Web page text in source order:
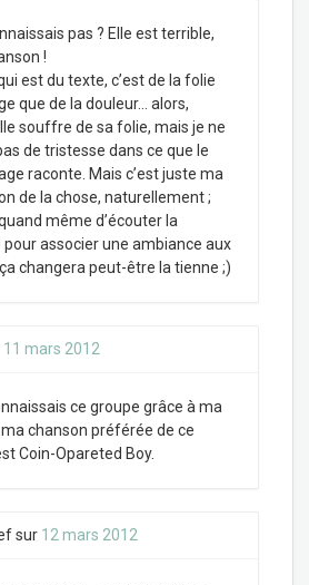
pas ? Elle est terrible,
!
est du texte, c’est de la folie
que de la douleur… alors,
souffre de sa folie, mais je ne
de tristesse dans ce que le
raconte. Mais c’est juste ma
de la chose, naturellement ;
même d’écouter la
associer une ambiance aux
changera peut-être la tienne ;)
11 mars 2012
ce groupe grâce à ma
chanson préférée de ce
Coin-Opareted Boy.
sur 12 mars 2012